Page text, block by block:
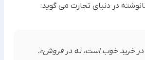
در دنیای تجارت می گوید:
در خرید خوب است، نه در فروش».